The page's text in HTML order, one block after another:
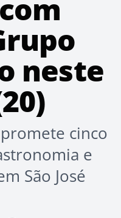
neste
cinco
e
São José